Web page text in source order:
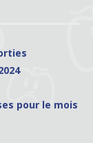
pour le mois